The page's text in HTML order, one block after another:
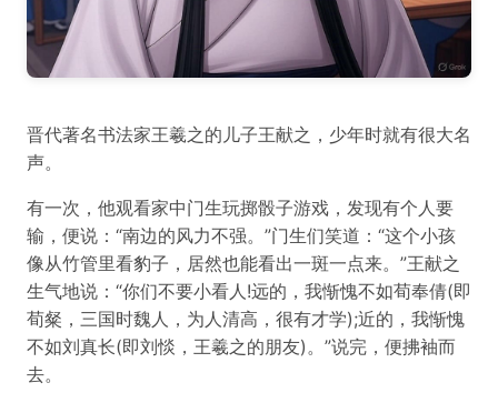
晋代著名书法家王羲之的儿子王献之，少年时就有很大名
声。
有一次，他观看家中门生玩掷骰子游戏，发现有个人要
输，便说：“南边的风力不强。”门生们笑道：“这个小孩
像从竹管里看豹子，居然也能看出一斑一点来。”王献之
生气地说：“你们不要小看人!远的，我惭愧不如荀奉倩(即
荀粲，三国时魏人，为人清高，很有才学);近的，我惭愧
不如刘真长(即刘惔，王羲之的朋友)。”说完，便拂袖而
去。